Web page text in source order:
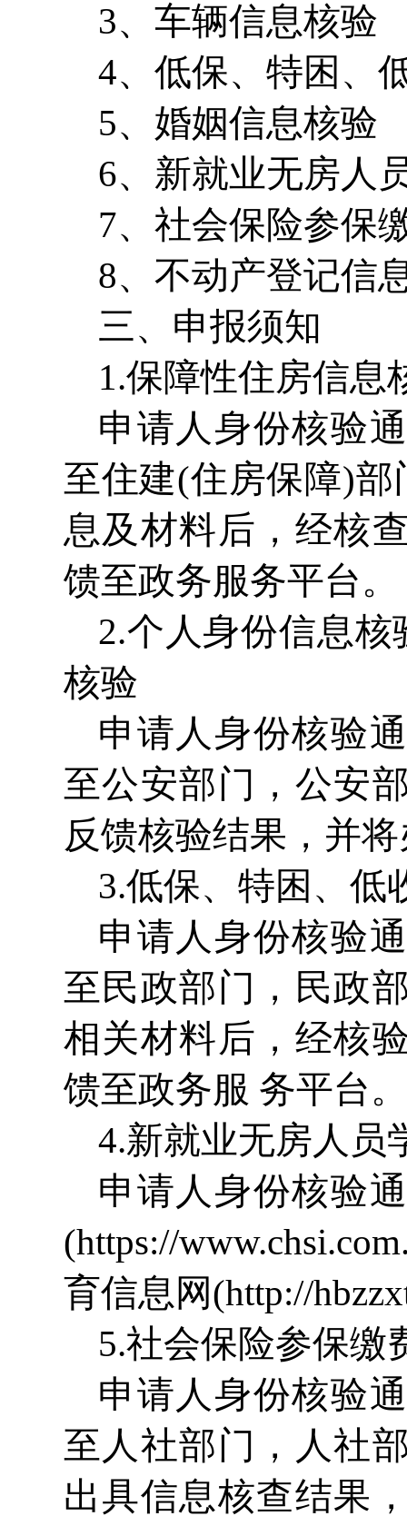
3、车辆信息核验
4、低保、特困、
5、婚姻信息核验
6、新就业无房人
7、社会保险参保
8、不动产登记信
三、申报须知
1.保障性住房信息
申请人身份核验
至住建(住房保障)
息及材料后，经核
馈至政务服务平台。
2.个人身份信息
核验
申请人身份核验
至公安部门，公安
反馈核验结果，并
3.低保、特困、低
申请人身份核验
至民政部门，民政
相关材料后，经核
馈至政务服 务平台。
4.新就业无房人员
申请人身份核验
(https://
育信息网(http://
5.社会保险参保缴
申请人身份核验
至人社部门，人社
出具信息核查结果